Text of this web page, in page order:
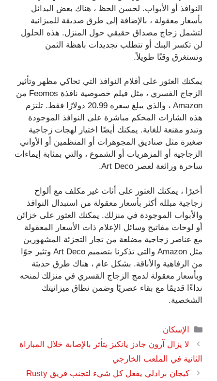
النوافذ أو الأبواب. لحسن الحظ ، هناك بعض البدائل
بأسعار معقولة ، بالإضافة إلى طرق صديقة للميزانية
لتشمل زجاج مصداق حقيقي حول المنزل. هذه الحلول
لن تكسر البنك أو تتطلب تجديدات باهظة الثمن
وتستغرق وقتًا طويلاً.
يمكنك العثور على أفلام النوافذ التي تحاكي مظهر وتأثير
الزجاج القسري ، مثل فيلم خصوصية نافذة Feomos من
Amazon ، والذي يبلغ سعره 20.99 دولارًا فقط. تلتزم
هذه الشارات المحكم مباشرة على النوافذ الموجودة
وتبدو مقنعة للغاية. يمكنك أيضًا اختيار لهجات زجاجية
صغيرة مثل صناديق المجوهرات أو المنظمين أو الأواني
الزجاجية أو المزهريات أو الشموع ، والتي بمثابة إيماءات
ساحرة ورائعة لعصر Art Deco.
أخيرًا ، يمكنك العثور على أثاث غير مكلف مع ألواح
زجاجية مبللة أكثر بأسعار معقولة من استبدال النوافذ
والأبواب الموجودة في منزلك. يمكنك العثور على خزائن
أو لوحات مفاتيح وسائل الإعلام ذات الأسعار المعقولة
مع عناصر زجاجية مضلعة من تجار التجزئة المشهورين
مثل Amazon والتي تذكرنا بتصميم Art Deco وتثير جوًا
من الرفاهية والأناقة. بشكل عام ، هناك طرق حديثة
وبأسعار معقولة لدمج الزجاج القسري في منزلك لمنحه
نداءًا قديمًا مع بقاء عصريًا وضمن نطاق ميزانيتك
الشخصية.
التصنيفات
الإسكان
لا يزال آرون جادز يانكيز يتأثر بالإصابة خلال المباراة
الثانية في الملعب الخارجي
كيجان برادلي يفعل كل شيء لتجنب فريق Rusty